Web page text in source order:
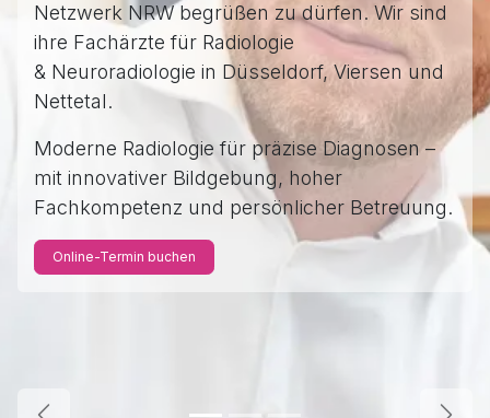
Netzwerk NRW begrüßen zu dürfen. Wir sind
ihre Fachärzte für Radiologie
& Neuroradiologie in Düsseldorf, Viersen und
Nettetal.
Moderne Radiologie für präzise Diagnosen –
mit innovativer Bildgebung, hoher
Fachkompetenz und persönlicher Betreuung.
Online-Termin buchen